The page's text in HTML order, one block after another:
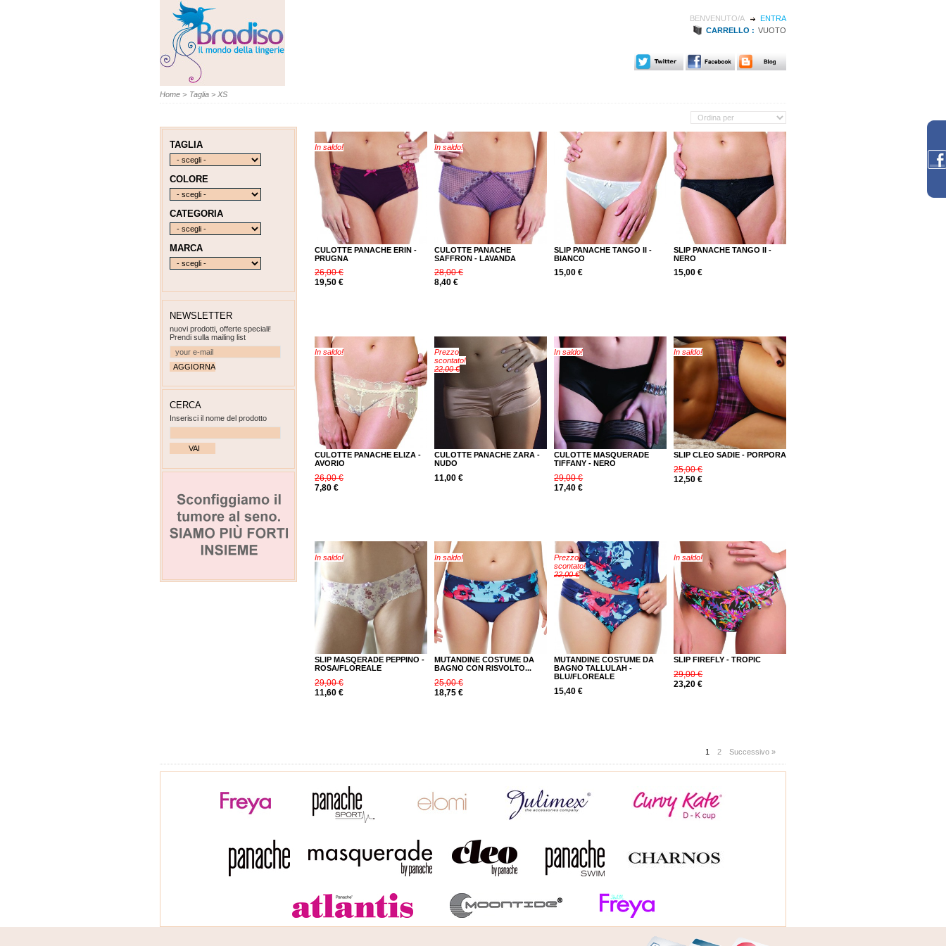
BENVENUTO/A
ENTRA
CARRELLO : VUOTO
Home > Taglia > XS
In saldo!
CULOTTE PANACHE ERIN -
PRUGNA
26,00 €
19,50 €
In saldo!
CULOTTE PANACHE
SAFFRON - LAVANDA
28,00 €
8,40 €
SLIP PANACHE TANGO II -
BIANCO
15,00 €
SLIP PANACHE TANGO II -
NERO
15,00 €
In saldo!
CULOTTE PANACHE ELIZA -
AVORIO
26,00 €
7,80 €
Prezzo
scontato!
22,00 €
CULOTTE PANACHE ZARA -
NUDO
11,00 €
In saldo!
CULOTTE MASQUERADE
TIFFANY - NERO
29,00 €
17,40 €
In saldo!
SLIP CLEO SADIE - PORPORA
25,00 €
12,50 €
In saldo!
SLIP MASQERADE PEPPINO -
ROSA/FLOREALE
29,00 €
11,60 €
In saldo!
MUTANDINE COSTUME DA
BAGNO CON RISVOLTO...
25,00 €
18,75 €
Prezzo
scontato!
22,00 €
MUTANDINE COSTUME DA
BAGNO TALLULAH -
BLU/FLOREALE
15,40 €
In saldo!
SLIP FIREFLY - TROPIC
29,00 €
23,20 €
1 2 Successivo »
TAGLIA
COLORE
CATEGORIA
MARCA
NEWSLETTER
nuovi prodotti, offerte speciali!
Prendi sulla mailing list
CERCA
Inserisci il nome del prodotto